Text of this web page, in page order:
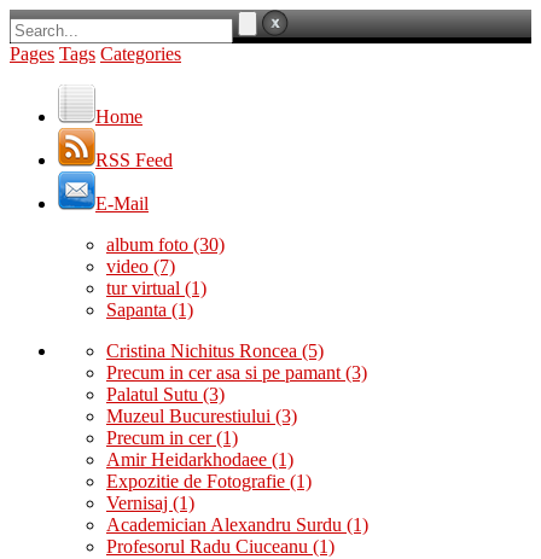
Pages Tags Categories
Home
RSS Feed
E-Mail
album foto (30)
video (7)
tur virtual (1)
Sapanta (1)
Cristina Nichitus Roncea (5)
Precum in cer asa si pe pamant (3)
Palatul Sutu (3)
Muzeul Bucurestiului (3)
Precum in cer(1)
Amir Heidarkhodaee (1)
Expozitie de Fotografie (1)
Vernisaj (1)
Academician Alexandru Surdu (1)
Profesorul Radu Ciuceanu (1)